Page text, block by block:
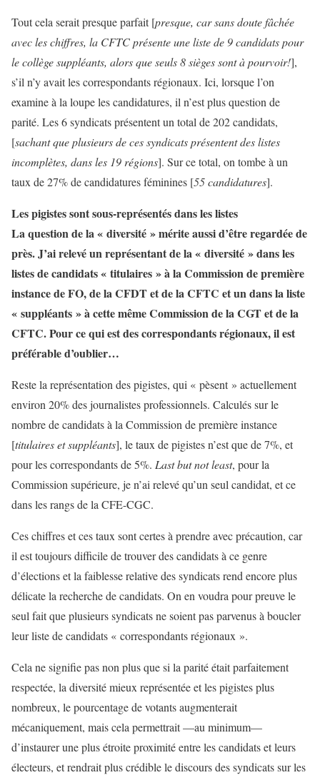
Tout cela serait presque parfait [presque, car sans doute fâchée
avec les chiffres, la CFTC présente une liste de 9 candidats pour
le collège suppléants, alors que seuls 8 sièges sont à pourvoir!],
s’il n’y avait les correspondants régionaux. Ici, lorsque l’on
examine à la loupe les candidatures, il n’est plus question de
parité. Les 6 syndicats présentent un total de 202 candidats,
[sachant que plusieurs de ces syndicats présentent des listes
incomplètes, dans les 19 régions]. Sur ce total, on tombe à un
taux de 27% de candidatures féminines [55 candidatures].
Les pigistes sont sous-représentés dans les listes
La question de la « diversité » mérite aussi d’être regardée de
près. J’ai relevé un représentant de la « diversité » dans les
listes de candidats « titulaires » à la Commission de première
instance de FO, de la CFDT et de la CFTC et un dans la liste
« suppléants » à cette même Commission de la CGT et de la
CFTC. Pour ce qui est des correspondants régionaux, il est
préférable d’oublier…
Reste la représentation des pigistes, qui « pèsent » actuellement
environ 20% des journalistes professionnels. Calculés sur le
nombre de candidats à la Commission de première instance
[titulaires et suppléants], le taux de pigistes n’est que de 7%, et
pour les correspondants de 5%. Last but not least, pour la
Commission supérieure, je n’ai relevé qu’un seul candidat, et ce
dans les rangs de la CFE-CGC.
Ces chiffres et ces taux sont certes à prendre avec précaution, car
il est toujours difficile de trouver des candidats à ce genre
d’élections et la faiblesse relative des syndicats rend encore plus
délicate la recherche de candidats. On en voudra pour preuve le
seul fait que plusieurs syndicats ne soient pas parvenus à boucler
leur liste de candidats « correspondants régionaux ».
Cela ne signifie pas non plus que si la parité était parfaitement
respectée, la diversité mieux représentée et les pigistes plus
nombreux, le pourcentage de votants augmenterait
mécaniquement, mais cela permettrait —au minimum—
d’instaurer une plus étroite proximité entre les candidats et leurs
électeurs, et rendrait plus crédible le discours des syndicats sur les